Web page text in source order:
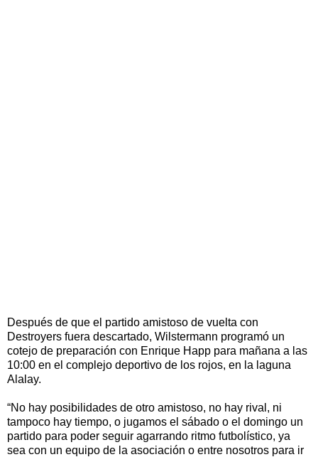
Después de que el partido amistoso de vuelta con
Destroyers fuera descartado, Wilstermann programó un
cotejo de preparación con Enrique Happ para mañana a las
10:00 en el complejo deportivo de los rojos, en la laguna
Alalay.
“No hay posibilidades de otro amistoso, no hay rival, ni
tampoco hay tiempo, o jugamos el sábado o el domingo un
partido para poder seguir agarrando ritmo futbolístico, ya
sea con un equipo de la asociación o entre nosotros para ir